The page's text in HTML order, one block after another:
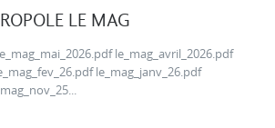
LE MAG
le_mag_avril_2026.pdf
le_mag_janv_26.pdf